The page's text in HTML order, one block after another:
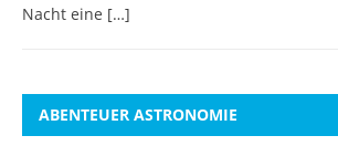
Nacht eine […]
ABENTEUER ASTRONOMIE